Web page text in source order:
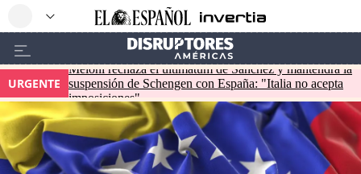
URGENTE
Meloni rechaza el ultimátum de Sánchez y mantendrá la
suspensión de Schengen con España: "Italia no acepta
imposiciones"